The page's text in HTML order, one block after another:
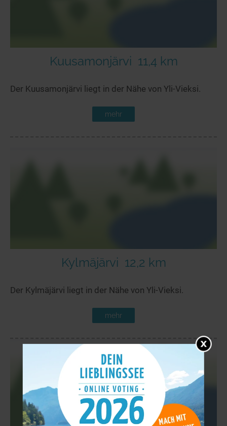
Kuusamonjärvi 11,4 km
Der Kuusamonjärvi liegt in der Nähe von Yli-Vieksi.
mehr
Kylmäjärvi 12,2 km
Der Kylmäjärvi liegt in der Nähe von Yli-Vieksi.
mehr